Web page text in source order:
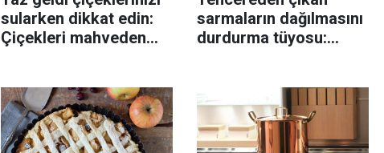
sularken dikkat edin:
Çiçekleri mahveden
sarmaların dağılmasını
durdurma tüyosu: